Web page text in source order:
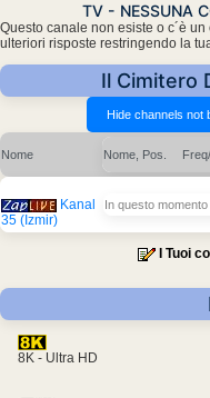
TV - NESSUNA
Questo canale non esiste o c´è
ulteriori risposte restringendo la
Il Cimitero
Nome Nome, Pos.
Kanal
35 (Izmir)
In questo
I Tuoi
8K - Ultra HD